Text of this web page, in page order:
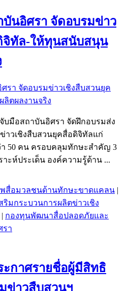
นอิศรา จัดอบรมข่าว
จิทัล-ให้ทุนสนับสนุน
บมือสถาบันอิศรา จัดฝึกอบรมส่ง
าวเชิงสืบสวนยุคสื่อดิจิทัลแก่
50 คน ครอบคลุมทักษะสำคัญ 3
ะห์ประเด็น องค์ความรู้ด้าน ...
สื่อมวลชนด้านทักษะขาดแคลน |
ริมกระบวนการผลิตข่าวเชิง
| กองทุนพัฒนาสื่อปลอดภัยและ
รา
กาศรายชื่อผู้มีสิทธิ
ข่าวสืบสวนฯ